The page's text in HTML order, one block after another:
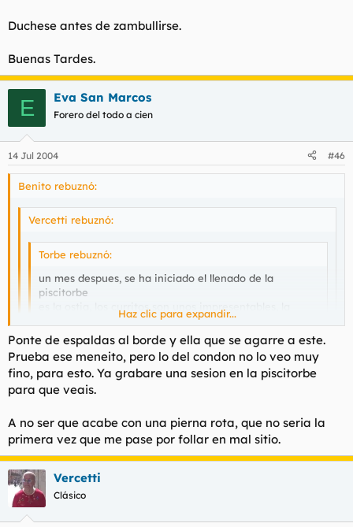
se esta haciendo el trabajo. Y luego dices que tengo mal
Duchese antes de zambullirse.
Buenas Tardes.
E Eva San Marcos
Forero del todo a cien
14 Jul 2004 #46
Benito rebuznó:
Vercetti rebuznó:
Torbe rebuznó:
un mes despues, se ha iniciado el llenado de la
piscitorbe
mayoria de ellos, no vienen cuando se les llaman
Haz clic para expandir...
No olvide echar cloro con fungicida para fluidos vaginales
aparatosos.
Haz clic para expandir...
Huy, con lo mal que se folla debajo del agua. Yo un dia por
lanoche me meti con mi piva en la piscina de su apartamento,
y cuando se la empece a clavar... era chungo, no te creas
Haz clic para expandir...
Ponte de espaldas al borde y ella que se agarre a este.
Prueba ese meneito, pero lo del condon no lo veo muy
fino, para esto. Ya grabare una sesion en la piscitorbe
para que veais.
A no ser que acabe con una pierna rota, que no seria la
primera vez que me pase por follar en mal sitio.
Vercetti
Clásico